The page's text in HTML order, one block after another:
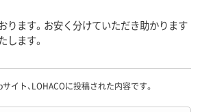
ります。お安く分けていただき助かります
します。
イト、LOHACOに投稿された内容です。